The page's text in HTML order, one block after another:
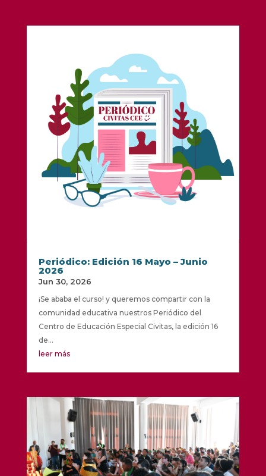
Periódico: Edición 16 Mayo – Junio
2026
Jun 30, 2026
¡Se ababa el curso! y queremos compartir con la
comunidad educativa nuestros Periódico del
Centro de Educación Especial Civitas, la edición 16
de...
leer más